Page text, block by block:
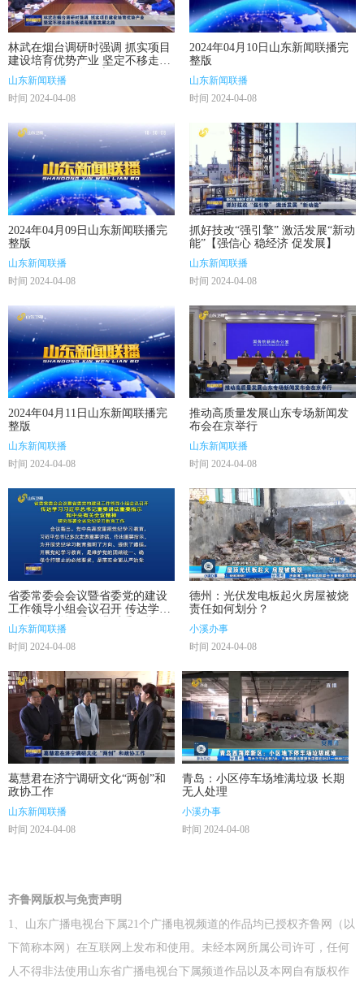
林武在烟台调研时强调 抓实项目
建设培育优势产业 坚定不移走绿
色低碳高质量发展之路
山东新闻联播
时间 2024-04-08
2024年04月10日山东新闻联播完
整版
山东新闻联播
时间 2024-04-08
2024年04月09日山东新闻联播完
整版
山东新闻联播
时间 2024-04-08
抓好技改“强引擎” 激活发展“新动
能”【强信心 稳经济 促发展】
山东新闻联播
时间 2024-04-08
2024年04月11日山东新闻联播完
整版
山东新闻联播
时间 2024-04-08
推动高质量发展山东专场新闻发
布会在京举行
山东新闻联播
时间 2024-04-08
省委常委会会议暨省委党的建设
工作领导小组会议召开 传达学习
习近平总书记重要讲话重要指示
和中央有关会议精神 研究部署全
省党纪学习教育工作
山东新闻联播
时间 2024-04-08
德州：光伏发电板起火房屋被烧
责任如何划分？
小溪办事
时间 2024-04-08
葛慧君在济宁调研文化“两创”和
政协工作
山东新闻联播
时间 2024-04-08
青岛：小区停车场堆满垃圾 长期
无人处理
小溪办事
时间 2024-04-08
齐鲁网版权与免责声明
1、山东广播电视台下属21个广播电视频道的作品均已授权齐鲁网（以
下简称本网）在互联网上发布和使用。未经本网所属公司许可，任何
人不得非法使用山东省广播电视台下属频道作品以及本网自有版权作